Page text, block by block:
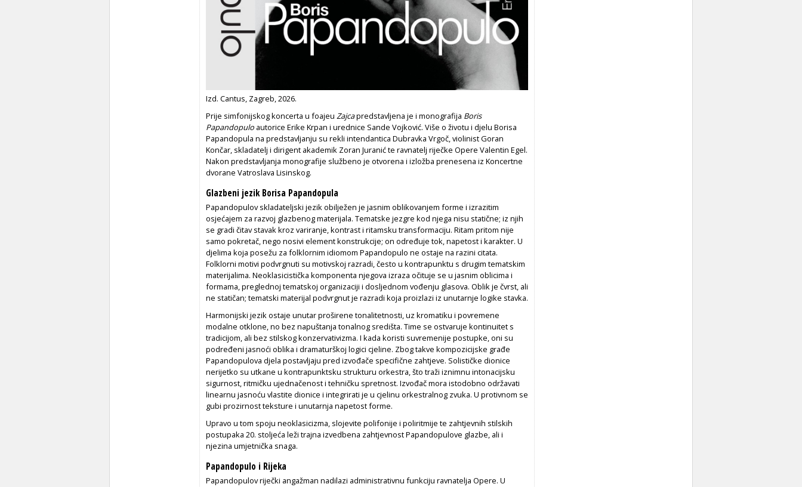
Izd. Cantus, Zagreb, 2026.
Prije simfonijskog koncerta u foajeu Zajcapredstavljena je i monografija Boris
Papandopulo autorice Erike Krpan i urednice Sande Vojković. Više o životu i djelu Borisa
Papandopula na predstavljanju su rekli intendantica Dubravka Vrgoč, violinist Goran
Končar, skladatelj i dirigent akademik Zoran Juranić te ravnatelj riječke Opere Valentin Egel.
Nakon predstavljanja monografije službeno je otvorena i izložba prenesena iz Koncertne
dvorane Vatroslava Lisinskog.
Glazbeni jezik Borisa Papandopula
Papandopulov skladateljski jezik obilježen je jasnim oblikovanjem forme i izrazitim
osjećajem za razvoj glazbenog materijala. Tematske jezgre kod njega nisu statične; iz njih
se gradi čitav stavak kroz variranje, kontrast i ritamsku transformaciju. Ritam pritom nije
samo pokretač, nego nosivi element konstrukcije; on određuje tok, napetost i karakter. U
djelima koja posežu za folklornim idiomom Papandopulo ne ostaje na razini citata.
Folklorni motivi podvrgnuti su motivskoj razradi, često u kontrapunktu s drugim tematskim
materijalima. Neoklasicistička komponenta njegova izraza očituje se u jasnim oblicima i
formama, preglednoj tematskoj organizaciji i dosljednom vođenju glasova. Oblik je čvrst, ali
ne statičan; tematski materijal podvrgnut je razradi koja proizlazi iz unutarnje logike stavka.
Harmonijski jezik ostaje unutar proširene tonalitetnosti, uz kromatiku i povremene
modalne otklone, no bez napuštanja tonalnog središta. Time se ostvaruje kontinuitet s
tradicijom, ali bez stilskog konzervativizma. I kada koristi suvremenije postupke, oni su
podređeni jasnoći oblika i dramaturškoj logici cjeline. Zbog takve kompozicijske građe
Papandopulova djela postavljaju pred izvođače specifične zahtjeve. Solističke dionice
nerijetko su utkane u kontrapunktsku strukturu orkestra, što traži iznimnu intonacijsku
sigurnost, ritmičku ujednačenost i tehničku spretnost. Izvođač mora istodobno održavati
linearnu jasnoću vlastite dionice i integrirati je u cjelinu orkestralnog zvuka. U protivnom se
gubi prozirnost teksture i unutarnja napetost forme.
Upravo u tom spoju neoklasicizma, slojevite polifonije i poliritmije te zahtjevnih stilskih
postupaka 20. stoljeća leži trajna izvedbena zahtjevnost Papandopulove glazbe, ali i
njezina umjetnička snaga.
Papandopulo i Rijeka
Papandopulov riječki angažman nadilazi administrativnu funkciju ravnatelja Opere. U